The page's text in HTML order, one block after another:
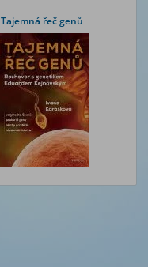
Tajemná řeč genů